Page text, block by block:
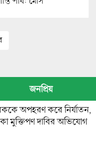
জনপ্রিয়
অপহরণ করে নির্যাতন,
মুক্তিপণ দাবির অভিযোগ